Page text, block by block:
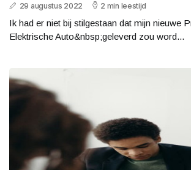
29 augustus 2022 2 min leestijd
Ik had er niet bij stilgestaan dat mijn nieuwe
Elektrische Auto&nbsp;geleverd zou word...